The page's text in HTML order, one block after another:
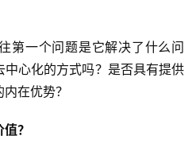
第一个问题是它解决了什么问
心化的方式吗？是否具有提供
在优势？
？